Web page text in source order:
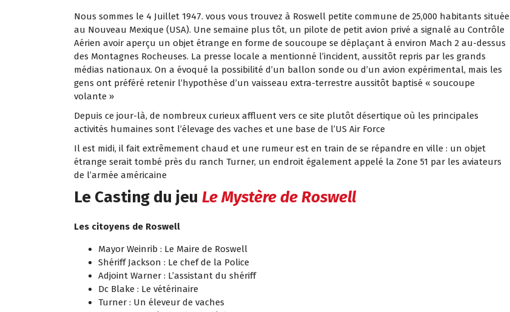
Nous sommes le 4 Juillet 1947. vous vous trouvez à Roswell petite commune de 25,000 habitants située
au Nouveau Mexique (USA). Une semaine plus tôt, un pilote de petit avion privé a signalé au Contrôle
Aérien avoir aperçu un objet étrange en forme de soucoupe se déplaçant à environ Mach 2 au-dessus
des Montagnes Rocheuses. La presse locale a mentionné l’incident, aussitôt repris par les grands
médias nationaux. On a évoqué la possibilité d’un ballon sonde ou d’un avion expérimental, mais les
gens ont préféré retenir l’hypothèse d’un vaisseau extra-terrestre aussitôt baptisé « soucoupe
volante »
Depuis ce jour-là, de nombreux curieux affluent vers ce site plutôt désertique où les principales
activités humaines sont l’élevage des vaches et une base de l’US Air Force
Il est midi, il fait extrêmement chaud et une rumeur est en train de se répandre en ville : un objet
étrange serait tombé près du ranch Turner, un endroit également appelé la Zone 51 par les aviateurs
de l’armée américaine
Le Casting du jeu Le Mystère de Roswell
Les citoyens de Roswell
Mayor Weinrib : Le Maire de Roswell
Shériff Jackson : Le chef de la Police
Adjoint Warner : L’assistant du shériff
Dc Blake : Le vétérinaire
Turner : Un éleveur de vaches